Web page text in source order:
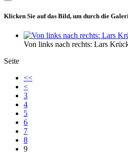
Klicken Sie auf das Bild, um durch die
Von links nach rechts: Lars
Seite
<<
<
3
4
5
6
7
8
9